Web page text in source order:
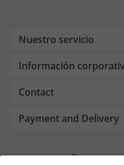
Nuestro servicio
Información
Contact
Payment and Delivery
Compra